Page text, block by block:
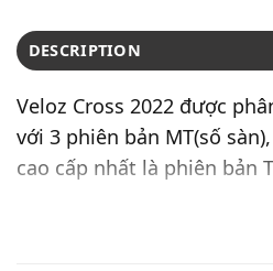
DESCRIPTION
Veloz Cross 2022 được
với 3 phiên bản MT(số
cao cấp nhất là phiên bản